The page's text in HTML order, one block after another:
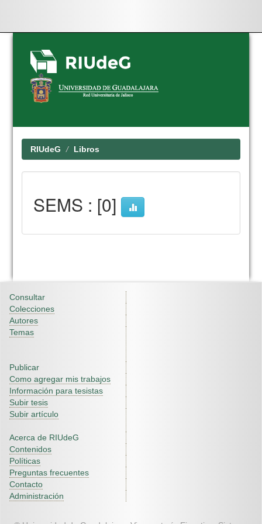
Skip
navigation
RIUdeG Libros
SEMS : [0]
Consultar
Colecciones
Autores
Temas
Publicar
Como agregar mis trabajos
Información para tesistas
Subir tesis
Subir artículo
Acerca de RIUdeG
Contenidos
Políticas
Preguntas frecuentes
Contacto
Administración